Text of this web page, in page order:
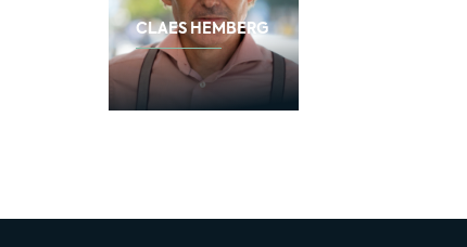
CLAES HEMBERG